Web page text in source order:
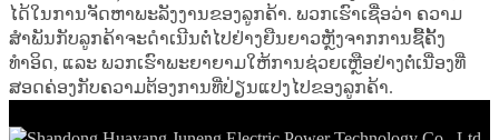
ໄດ້ໃນການຈັດຫາພະລັງງານຂອງລູກຄ້າ. ພວກເຮົາເຊື່ອວ່າ ຄວາມ
ສຳພັນກັບລູກຄ້າຈະດຳເນີນຕໍ່ໄປຢ່າງຍືນຍາວຫຼັງຈາກການຊື້ຄັ້ງ
ທຳອິດ, ແລະ ພວກເຮົາພະຍາຍາມໃຫ້ການຊ່ວຍເຫຼືອຢ່າງຕໍ່ເນື່ອງທີ່
ສອດຄ່ອງກັບຄວາມຕ້ອງການທີ່ປ່ຽນແປງໄປຂອງລູກຄ້າ.